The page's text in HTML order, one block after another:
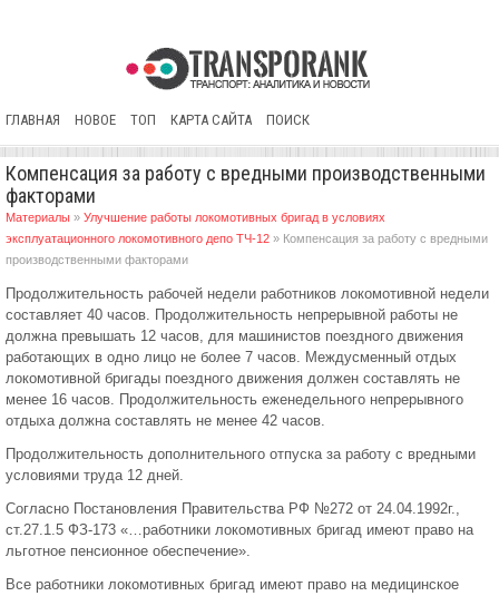
ГЛАВНАЯ НОВОЕ ТОП КАРТА САЙТА ПОИСК
Компенсация за работу с вредными производственными
факторами
Материалы » Улучшение работы локомотивных бригад в условиях
эксплуатационного локомотивного депо ТЧ-12 » Компенсация за работу с вредными
производственными факторами
Продолжительность рабочей недели работников локомотивной недели
составляет 40 часов. Продолжительность непрерывной работы не
должна превышать 12 часов, для машинистов поездного движения
работающих в одно лицо не более 7 часов. Междусменный отдых
локомотивной бригады поездного движения должен составлять не
менее 16 часов. Продолжительность еженедельного непрерывного
отдыха должна составлять не менее 42 часов.
Продолжительность дополнительного отпуска за работу с вредными
условиями труда 12 дней.
Согласно Постановления Правительства РФ №272 от 24.04.1992г.,
ст.27.1.5 ФЗ-173 «…работники локомотивных бригад имеют право на
льготное пенсионное обеспечение».
Все работники локомотивных бригад имеют право на медицинское